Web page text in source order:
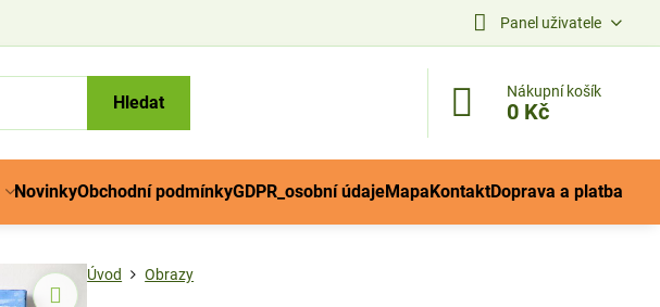
Panel uživatele
Hledat
Nákupní košík
0 Kč
NovinkyObchodní podmínkyGDPR_osobní údajeMapaKontaktDoprava a platba
Úvod Obrazy